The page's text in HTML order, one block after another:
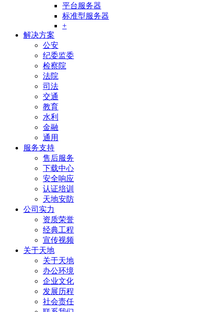
平台服务器
标准型服务器
+
解决方案
公安
纪委监委
检察院
法院
司法
交通
教育
水利
金融
通用
服务支持
售后服务
下载中心
安全响应
认证培训
天地安防
公司实力
资质荣誉
经典工程
宣传视频
关于天地
关于天地
办公环境
企业文化
发展历程
社会责任